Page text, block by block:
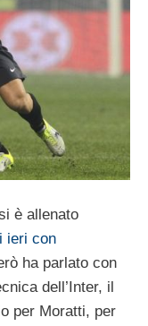
è allenato
ieri con
ha parlato con
dell’Inter, il
per Moratti, per